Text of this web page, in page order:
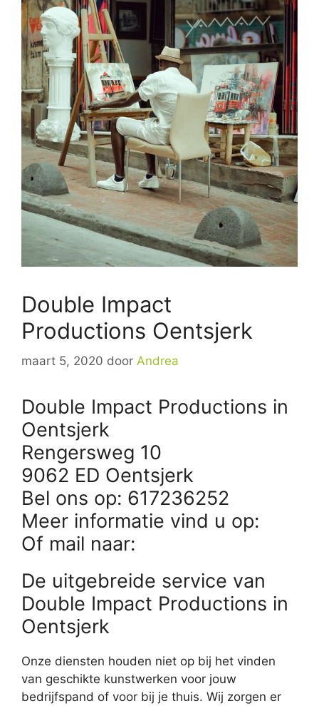
Double Impact
Productions Oentsjerk
maart 5, 2020 door Andrea
Double Impact Productions in
Oentsjerk
Rengersweg 10
9062 ED Oentsjerk
Bel ons op: 617236252
Meer informatie vind u op:
Of mail naar:
De uitgebreide service van
Double Impact Productions in
Oentsjerk
Onze diensten houden niet op bij het vinden
van geschikte kunstwerken voor jouw
bedrijfspand of voor bij je thuis. Wij zorgen er